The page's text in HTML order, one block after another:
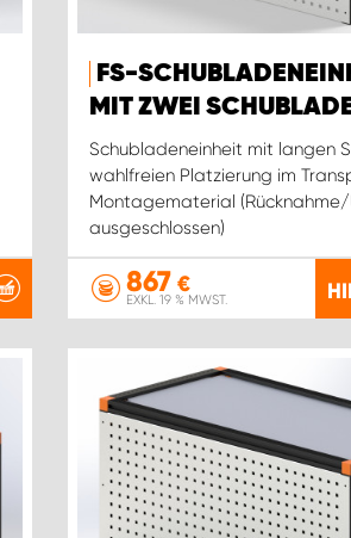
FS-
MIT ZWEI
Schubladeneinheit mit langen
wahlfreien Platzierung im
Montagematerial
ausgeschlossen)
867 €
EXKL. 19 % MWST.